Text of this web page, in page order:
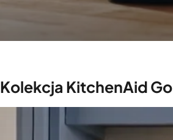
Kolekcja KitchenAid Go